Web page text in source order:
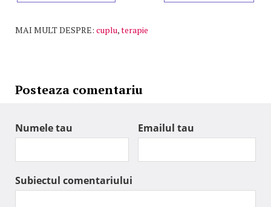
MAI MULT DESPRE: cuplu,terapie
Posteaza comentariu
Numele tau Emailul tau
Subiectul comentariului